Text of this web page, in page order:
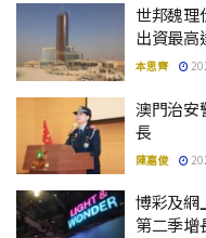
世邦魏理
出資最高
本思齊
澳門治安
長
陳嘉俊
博彩及網
第二季增